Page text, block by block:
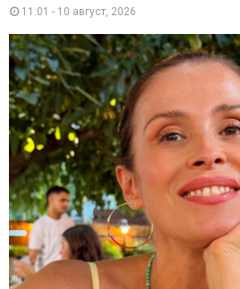
11:01 - 10 август, 2026